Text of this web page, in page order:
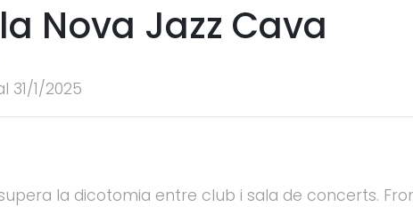
Nova Jazz Cava
31/1/2025
la dicotomia entre club i sala de concerts.